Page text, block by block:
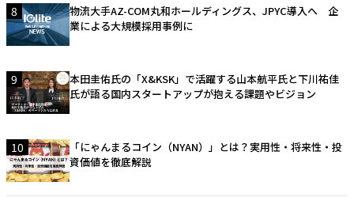
8
物流大手AZ-COM丸和ホールディングス、JPYC導入へ 企
業による大規模採用事例に
9
本田圭佑氏の「X&KSK」で活躍する山本航平氏と下川祐佳
氏が語る国内スタートアップが抱える課題やビジョン
10
「にゃんまるコイン（NYAN）」とは？実用性・将来性・投
資価値を徹底解説